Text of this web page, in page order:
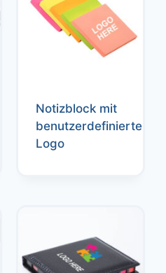
Notizblock mit
benutzerdefiniertem
Logo